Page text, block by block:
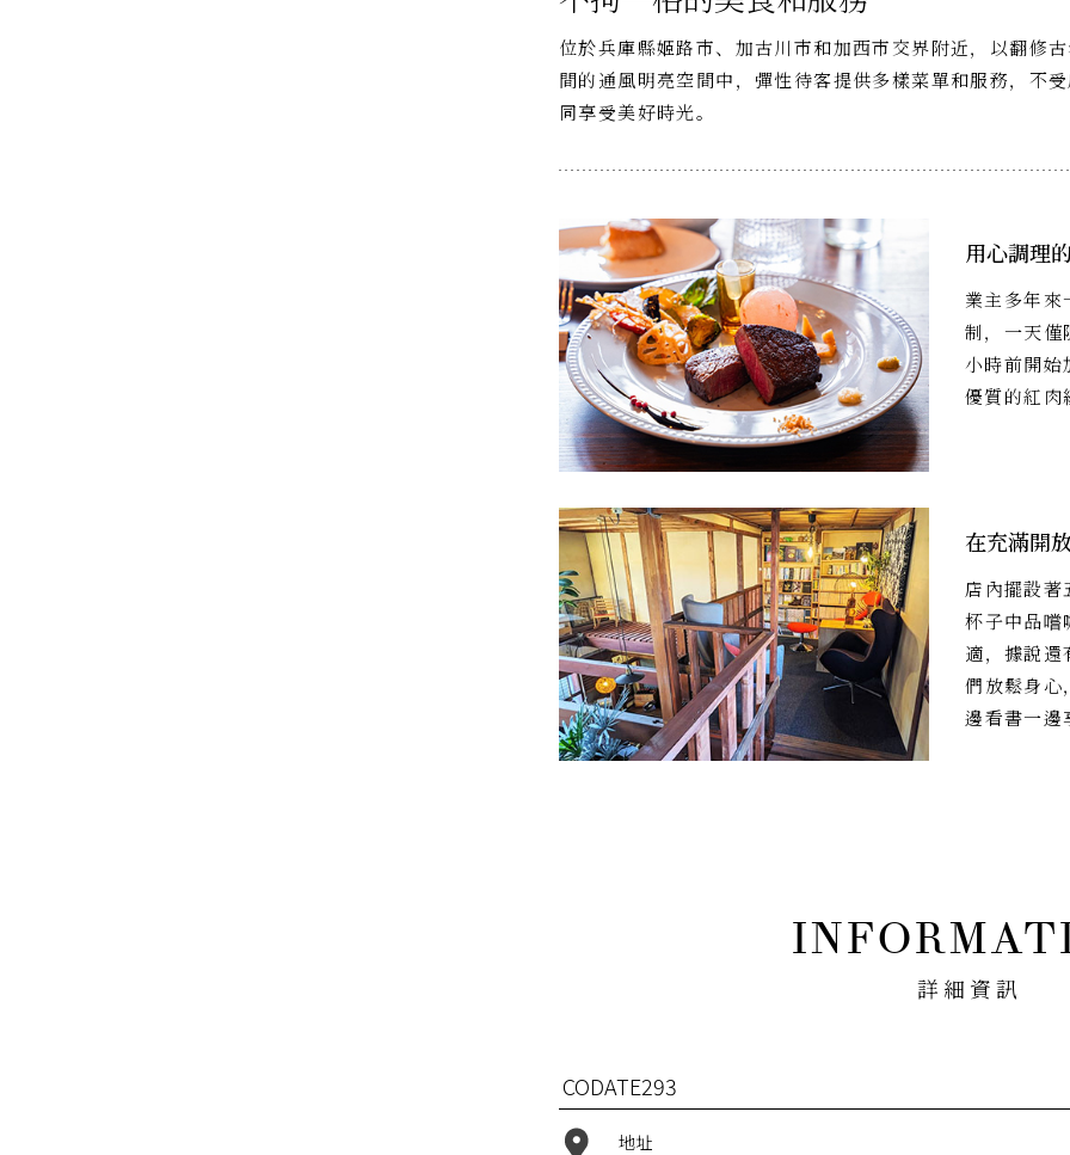
位於兵庫縣姬路市、加古川市和加西市交界附近，以翻修
間的通風明亮空間中，彈性待客提供多樣菜單和服務，不
同享受美好時光。
用心調理
業主多年來
制，一天僅
小時前開始
優質的紅肉
在充滿開
店內擺設著
杯子中品嚐
適，據說還
們放鬆身心
邊看書一邊
詳細資訊
CODATE293
地址